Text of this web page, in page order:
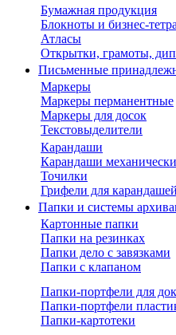
Бумажная продукция
Блокноты и бизнес-
Атласы
Открытки, грамоты,
Письменные
Маркеры
Маркеры перманентные
Маркеры для досок
Текстовыделители
Карандаши
Карандаши
Точилки
Грифели для карандашей
Папки и системы
Картонные папки
Папки на резинках
Папки дело с завязками
Папки с клапаном
Папки-портфели для
Папки-портфели
Папки-картотеки